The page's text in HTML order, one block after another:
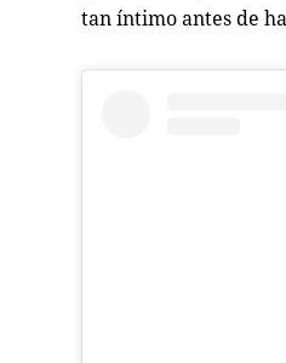
tan íntimo antes de